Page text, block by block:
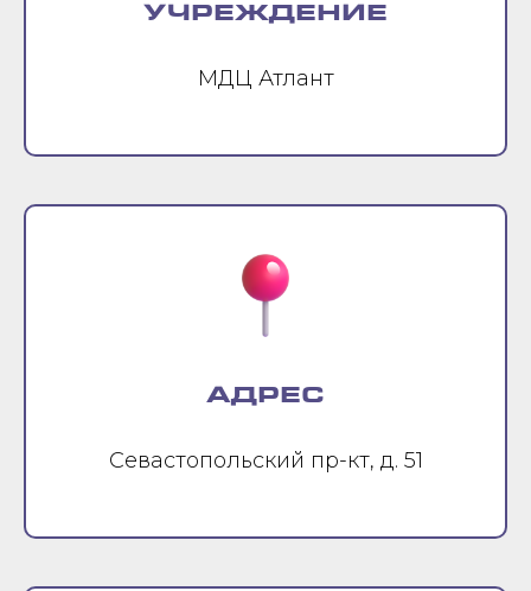
УЧРЕЖДЕНИЕ
МДЦ Атлант
АДРЕС
Севастопольский пр-кт, д. 51